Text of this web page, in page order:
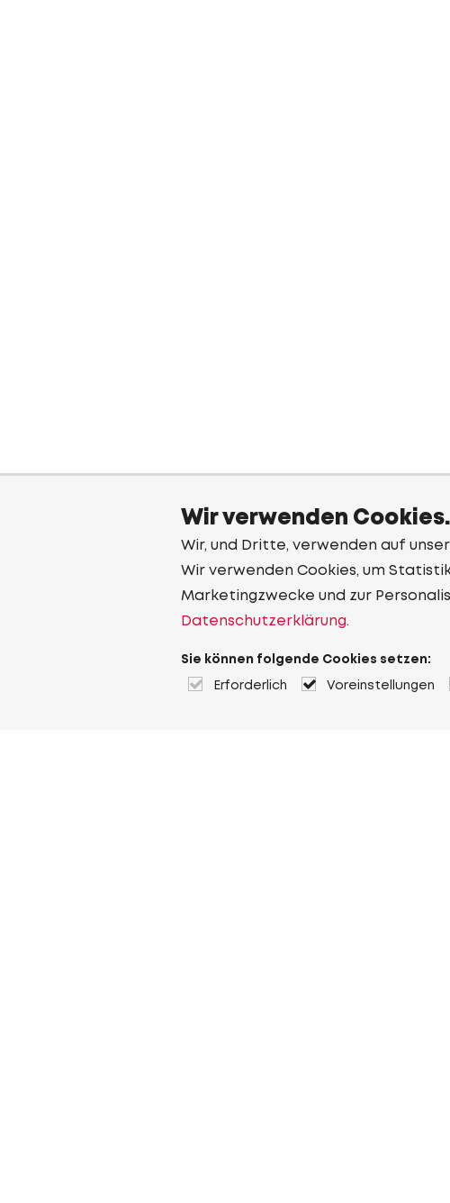
Wir verwenden Cookies.
Wir, und Dritte, verwenden auf
Wir verwenden Cookies, um
Marketingzwecke und zur
Datenschutzerklärung.
Sie können folgende Cookies setzen:
Erforderlich Voreinstellungen